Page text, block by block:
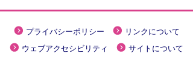
プライバシーポリシー
リンクについて
ウェブアクセシビリティ
サイトについて